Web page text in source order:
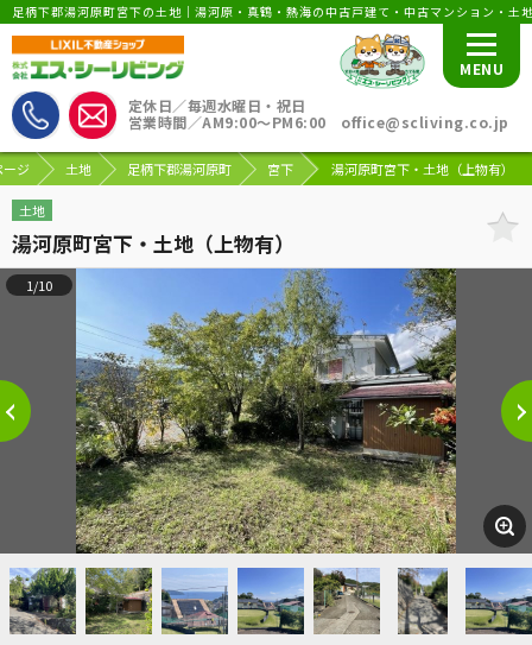
足柄下郡湯河原町宮下の土地｜湯河原・真鶴・熱海の中古戸建て・中古マンション・
定休日／毎週水曜日・祝日
営業時間／AM9:00〜PM6:00 office@scliving.co.jp
MENU
ージ 土地 足柄下郡湯河原町 宮下 湯河原町宮下・土地（上物有）
土地
湯河原町宮下・土地（上物有）
1/10